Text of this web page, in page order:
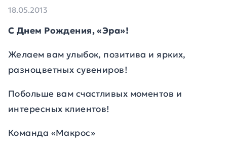
18.05.2013
С Днем Рождения, «Эра»!
Желаем вам улыбок, позитива и ярких,
разноцветных сувениров!
Побольше вам счастливых моментов и
интересных клиентов!
Команда «Макрос»